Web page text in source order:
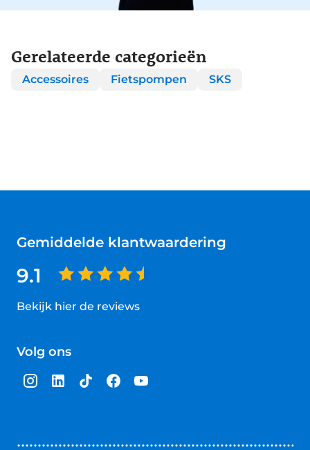
Gerelateerde categorieën
Accessoires Fietspompen SKS
Gemiddelde klantwaardering
9.1
Bekijk hier de reviews
van
sterren
Volg ons